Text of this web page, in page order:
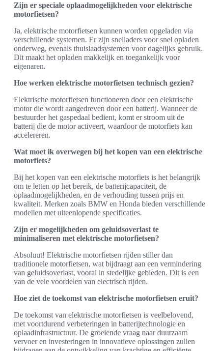
Zijn er speciale oplaadmogelijkheden voor elektrische
motorfietsen?
Ja, elektrische motorfietsen kunnen worden opgeladen via
verschillende systemen. Er zijn snelladers voor snel opladen
onderweg, evenals thuislaadsystemen voor dagelijks gebruik.
Dit maakt het opladen makkelijk en toegankelijk voor
eigenaren.
Hoe werken elektrische motorfietsen technisch gezien?
Elektrische motorfietsen functioneren door een elektrische
motor die wordt aangedreven door een batterij. Wanneer de
bestuurder het gaspedaal bedient, komt er stroom uit de
batterij die de motor activeert, waardoor de motorfiets kan
accelereren.
Wat moet ik overwegen bij het kopen van een elektrische
motorfiets?
Bij het kopen van een elektrische motorfiets is het belangrijk
om te letten op het bereik, de batterijcapaciteit, de
oplaadmogelijkheden, en de verhouding tussen prijs en
kwaliteit. Merken zoals BMW en Honda bieden verschillende
modellen met uiteenlopende specificaties.
Zijn er mogelijkheden om geluidsoverlast te
minimaliseren met elektrische motorfietsen?
Absoluut! Elektrische motorfietsen rijden stiller dan
traditionele motorfietsen, wat bijdraagt aan een vermindering
van geluidsoverlast, vooral in stedelijke gebieden. Dit is een
van de vele voordelen van electrisch rijden.
Hoe ziet de toekomst van elektrische motorfietsen eruit?
De toekomst van elektrische motorfietsen is veelbelovend,
met voortdurend verbeteringen in batterijtechnologie en
oplaadinfrastructuur. De groeiende vraag naar duurzaam
vervoer en investeringen in innovatieve oplossingen zullen